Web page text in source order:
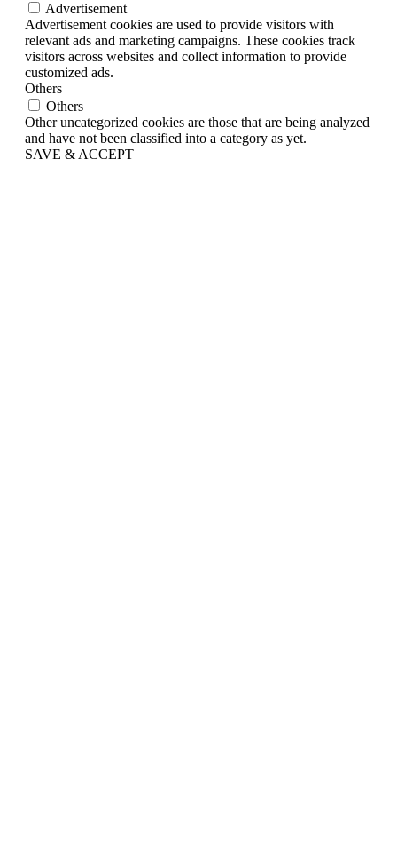
Advertisement
Advertisement cookies are used to provide visitors with
relevant ads and marketing campaigns. These cookies track
visitors across websites and collect information to provide
customized ads.
Others
Others
Other uncategorized cookies are those that are being analyzed
and have not been classified into a category as yet.
SAVE & ACCEPT